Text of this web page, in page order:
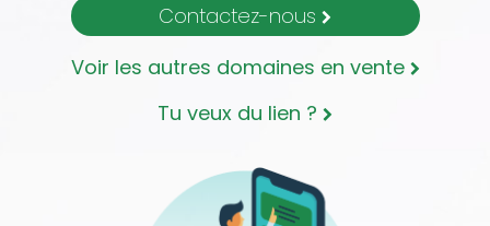
Contactez-nous
Voir les autres domaines en vente
Tu veux du lien ?